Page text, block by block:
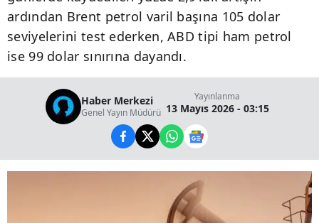
ardından Brent petrol varil başına 105 dolar
seviyelerini test ederken, ABD tipi ham petrol
ise 99 dolar sınırına dayandı.
Haber Merkezi
Genel Yayın Müdürü
Yayınlanma
13 Mayıs 2026 - 03:15